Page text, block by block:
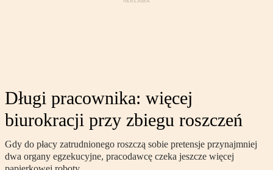
Długi pracownika: więcej
biurokracji przy zbiegu roszczeń
Gdy do płacy zatrudnionego roszczą sobie pretensje przynajmniej
dwa organy egzekucyjne, pracodawcę czeka jeszcze więcej